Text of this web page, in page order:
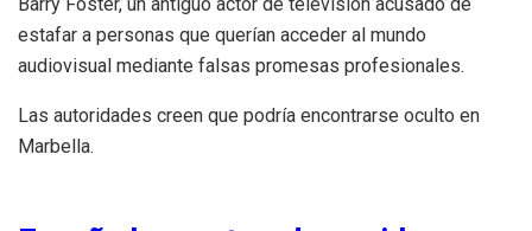
estafar a personas que querían acceder al mundo
audiovisual mediante falsas promesas profesionales.
Las autoridades creen que podría encontrarse oculto en
Marbella.